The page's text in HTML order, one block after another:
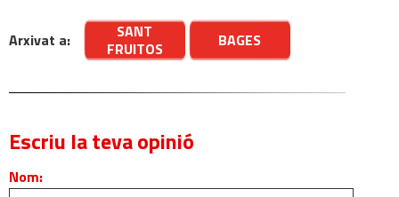
Arxivat a:
SANT
FRUITOS
BAGES
Escriu la teva opinió
Nom: